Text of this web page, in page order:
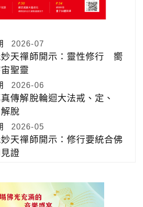
2026-07
天禪師開示：靈性修行 嚮
聖靈
2026-06
傳解脫輪迴大法戒、定、
脫
2026-05
天禪師開示：修行要統合佛
證